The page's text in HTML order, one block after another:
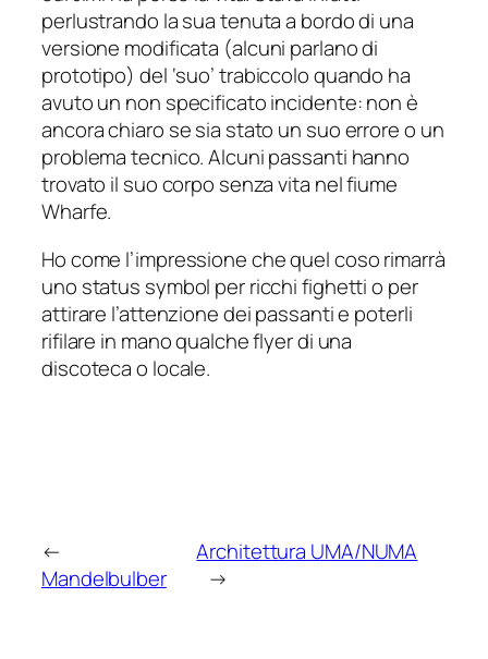
perlustrando la sua tenuta a bordo di una
versione modificata (alcuni parlano di
prototipo) del ‘suo’ trabiccolo quando ha
avuto un non specificato incidente: non è
ancora chiaro se sia stato un suo errore o un
problema tecnico. Alcuni passanti hanno
trovato il suo corpo senza vita nel fiume
Wharfe.
Ho come l’impressione che quel coso rimarrà
uno status symbol per ricchi fighetti o per
attirare l’attenzione dei passanti e poterli
rifilare in mano qualche flyer di una
discoteca o locale.
←
Mandelbulber
Architettura UMA/NUMA
→